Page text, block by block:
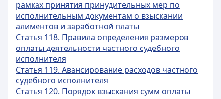
рамках принятия принудительных мер по
исполнительным документам о взыскании
алиментов и заработной платы
Статья 118. Правила определения размеров
оплаты деятельности частного судебного
исполнителя
Статья 119. Авансирование расходов частного
судебного исполнителя
Статья 120. Порядок взыскания сумм оплаты